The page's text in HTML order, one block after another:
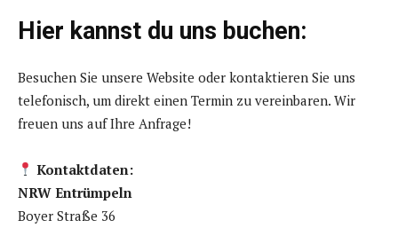
Hier kannst du uns buchen:
Besuchen Sie unsere Website oder kontaktieren Sie uns
telefonisch, um direkt einen Termin zu vereinbaren. Wir
freuen uns auf Ihre Anfrage!
Kontaktdaten:
NRW Entrümpeln
Boyer Straße 36